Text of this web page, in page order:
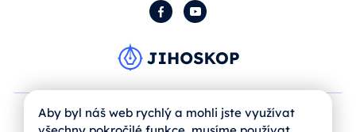
FacebookYouTube
Aby byl náš web rychlý a mohli jste využívat